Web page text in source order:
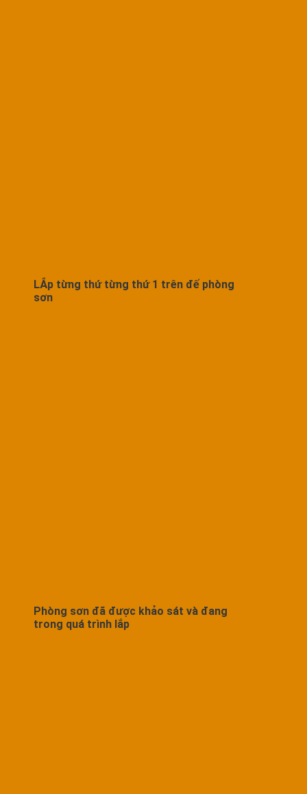
LẮp từng thứ từng thứ 1 trên đế phòng
sơn
Phòng sơn đã được khảo sát và đang
trong quá trình lắp